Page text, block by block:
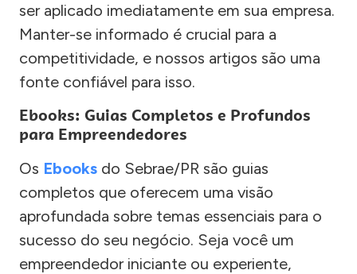
ser aplicado imediatamente em sua empresa.
Manter-se informado é crucial para a
competitividade, e nossos artigos são uma
fonte confiável para isso.
Ebooks: Guias Completos e Profundos
para Empreendedores
Os Ebooks do Sebrae/PR são guias
completos que oferecem uma visão
aprofundada sobre temas essenciais para o
sucesso do seu negócio. Seja você um
empreendedor iniciante ou experiente,